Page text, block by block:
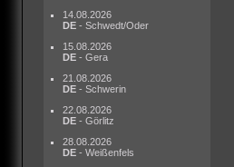
14.08.2026
DE - Schwedt/Oder
15.08.2026
DE - Gera
21.08.2026
DE - Schwerin
22.08.2026
DE - Görlitz
28.08.2026
DE - Weißenfels